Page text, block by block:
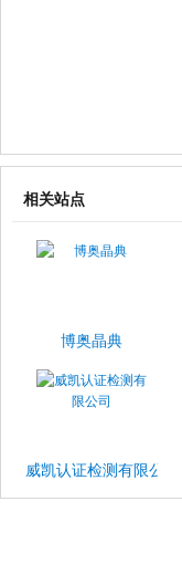
相关站点
博奥晶典
威凯认证检测有限公司